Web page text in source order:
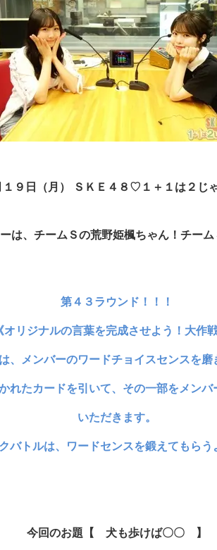
１９ 日（月） ＳＫＥ４８♡１＋１は２じ
は、チームＳの荒野姫楓ちゃん！チーム
第４３ラウンド！！！
オリジナルの言葉を完成させよう！大作戦
、メンバーのワードチョイスセンスを磨
れたカードを引いて、その一部をメンバ
いただきます。
バトルは、ワードセンスを鍛えてもらう
今回のお題 【 犬も歩けば〇〇 】